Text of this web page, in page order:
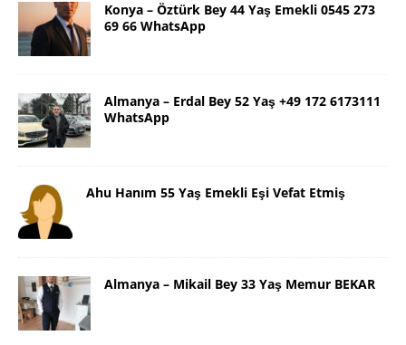
Konya – Öztürk Bey 44 Yaş Emekli 0545 273
69 66 WhatsApp
Almanya – Erdal Bey 52 Yaş +49 172 6173111
WhatsApp
Ahu Hanım 55 Yaş Emekli Eşi Vefat Etmiş
Almanya – Mikail Bey 33 Yaş Memur BEKAR